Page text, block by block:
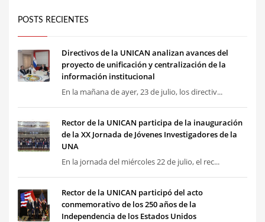
POSTS RECIENTES
Directivos de la UNICAN analizan avances del
proyecto de unificación y centralización de la
información institucional
En la mañana de ayer, 23 de julio, los directiv...
Rector de la UNICAN participa de la inauguración
de la XX Jornada de Jóvenes Investigadores de la
UNA
En la jornada del miércoles 22 de julio, el rec...
Rector de la UNICAN participó del acto
conmemorativo de los 250 años de la
Independencia de los Estados Unidos